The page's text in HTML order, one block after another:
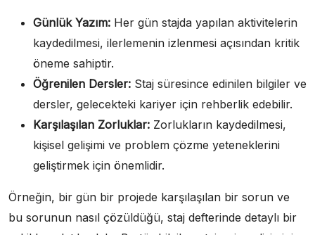
Günlük Yazım: Her gün stajda yapılan aktivitelerin
kaydedilmesi, ilerlemenin izlenmesi açısından kritik
öneme sahiptir.
Öğrenilen Dersler: Staj süresince edinilen bilgiler ve
dersler, gelecekteki kariyer için rehberlik edebilir.
Karşılaşılan Zorluklar: Zorlukların kaydedilmesi,
kişisel gelişimi ve problem çözme yeteneklerini
geliştirmek için önemlidir.
Örneğin, bir gün bir projede karşılaşılan bir sorun ve
bu sorunun nasıl çözüldüğü, staj defterinde detaylı bir